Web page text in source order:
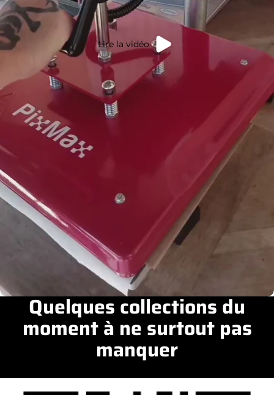
Lire la vidéo
Quelques collections du
moment à ne surtout pas
manquer